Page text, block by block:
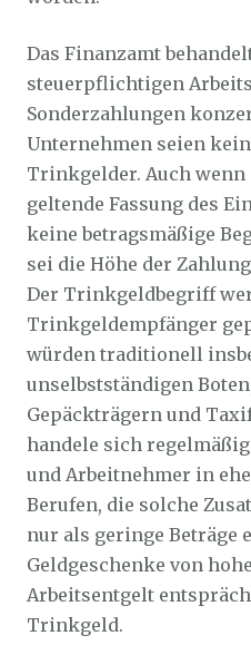
Das Finanzamt
steuerpflichtigen
Sonderzahlungen
Unternehmen seien
Trinkgelder. Auch
geltende Fassung des
keine betragsmäßige
sei die Höhe der
Der Trinkgeldbegriff
Trinkgeldempfänger
würden traditionell
unselbstständigen
Gepäckträgern und
handele sich
und Arbeitnehmer in
Berufen, die solche
nur als geringe Beträge
Geldgeschenke von
Arbeitsentgelt
Trinkgeld.